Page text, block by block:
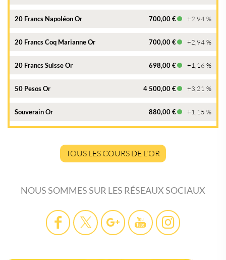
20 Francs Napoléon Or 700,00 € +2,94 %
20 Francs Coq Marianne Or 700,00 € +2,94 %
20 Francs Suisse Or 698,00 € +1,16 %
50 Pesos Or 4 500,00 € +3,21 %
Souverain Or 880,00 € +1,15 %
TOUS LES COURS DE L'OR
NOUS SOMMES SUR LES RÉSEAUX SOCIAUX